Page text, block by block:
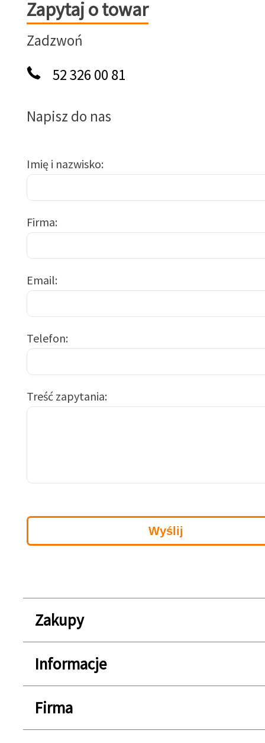
Zapytaj o towar
Zapytaj o towar
Zadzwoń
52 326 00 81
Napisz do nas
Imię i nazwisko
Firma
Email
Telefon
Treść zapytania
Zakupy
Informacje
Firma